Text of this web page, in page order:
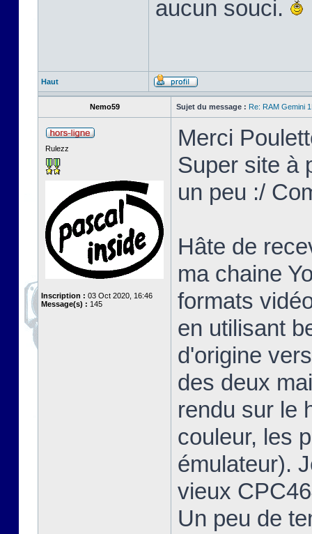
aucun souci.
Haut
Nemo59 Sujet du message : Re: RAM Gemini
Rulezz
Inscription : 03 Oct 2020, 16:46
Message(s) : 145
Merci
Super site à
un peu :/
Hâte de
ma chaine
formats
en utilisant
d'origine
des deux
rendu sur le
couleur, les
émulateur).
vieux
Un peu de